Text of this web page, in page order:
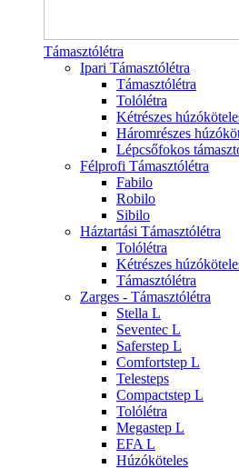
Támasztólétra
Ipari Támasztólétra
Támasztólétra
Tolólétra
Kétrészes
Háromrészes
Lépcsőfokos
Félprofi Támasztólétra
Fabilo
Robilo
Sibilo
Háztartási Támasztólétra
Tolólétra
Kétrészes
Támasztólétra
Zarges - Támasztólétra
Stella L
Seventec L
Saferstep L
Comfortstep L
Telesteps
Compactstep L
Tolólétra
Megastep L
EFA L
Húzóköteles